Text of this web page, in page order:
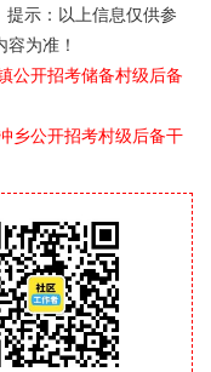
提示：以上信息仅供参
为准！
公开招考储备村级后备
乡公开招考村级后备干